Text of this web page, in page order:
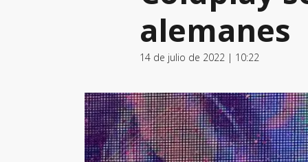
alemanes
14 de julio de 2022 | 10:22